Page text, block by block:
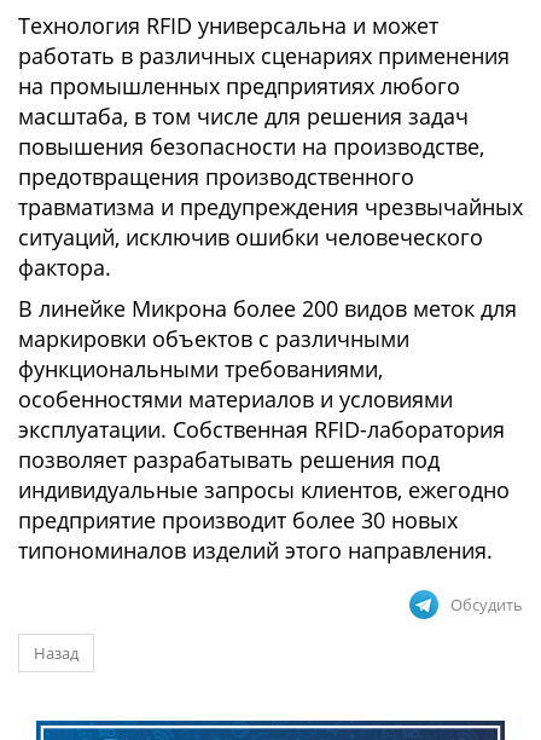
Технология RFID универсальна и может
работать в различных сценариях применения
на промышленных предприятиях любого
масштаба, в том числе для решения задач
повышения безопасности на производстве,
предотвращения производственного
травматизма и предупреждения чрезвычайных
ситуаций, исключив ошибки человеческого
фактора.
В линейке Микрона более 200 видов меток для
маркировки объектов с различными
функциональными требованиями,
особенностями материалов и условиями
эксплуатации. Собственная RFID-лаборатория
позволяет разрабатывать решения под
индивидуальные запросы клиентов, ежегодно
предприятие производит более 30 новых
типономиналов изделий этого направления.
Обсудить
Назад